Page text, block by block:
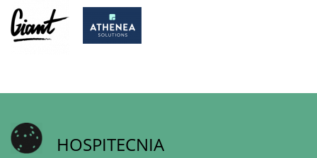
HOSPITECNIA